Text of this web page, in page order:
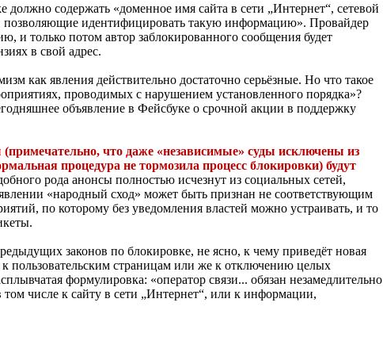
должно содержать «доменное имя сайта в сети „Интернет“, сетевой
позволяющие идентифицировать такую информацию». Провайдер
и только потом автор заблокированного сообщения будет
в свой адрес.
как явления действительно достаточно серьёзные. Но что такое
проводимых с нарушением установленного порядка»?
объявление в Фейсбуке о срочной акции в поддержку
что даже «независимые» суды исключены из
процедура не тормозила процесс блокировки) будут
рода анонсы полностью исчезнут из социальных сетей,
«народный сход» может быть признан не соответствующим
по которому без уведомления властей можно устраивать, и то
законов по блокировке, не ясно, к чему приведёт новая
пользовательским страницам или же к отключению целых
формулировка: «оператор связи... обязан незамедлительно
числе к сайту в сети „Интернет“, или к информации,